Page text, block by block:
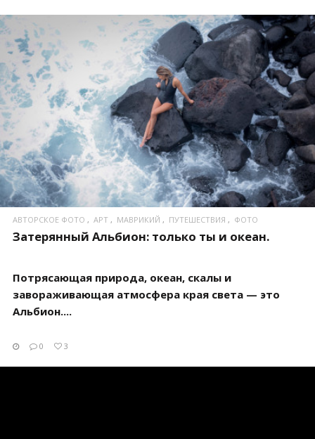
ПОСМОТРЕТЬ
АВТОРСКОЕ ФОТО АРТ МАВРИКИЙ ПУТЕШЕСТВИЯ ФОТО
Затерянный Альбион: только ты и океан.
Потрясающая природа, океан, скалы и
завораживающая атмосфера края света — это
Альбион....
0 3